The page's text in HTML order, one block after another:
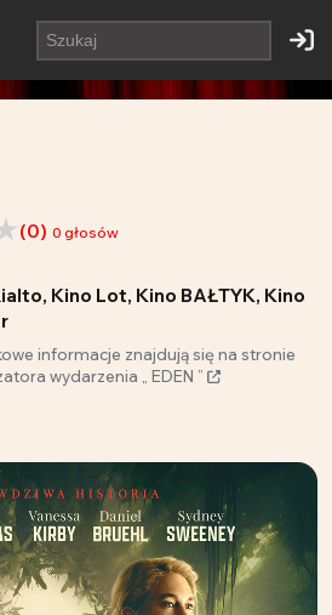
(0) 0 głosów
Kino Lot, Kino BAŁTYK, Kino
informacje znajdują się na stronie
wydarzenia „ EDEN ”